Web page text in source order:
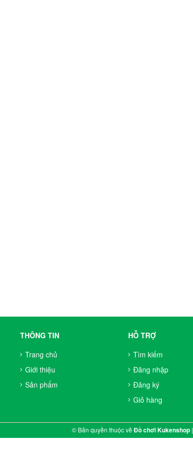
THÔNG TIN
Trang chủ
Giới thiệu
Sản phẩm
HỖ TRỢ
Tìm kiếm
Đăng nhập
Đăng ký
Giỏ hàng
© Bản quyền thuộc vềĐồ chơi Kukenshop|